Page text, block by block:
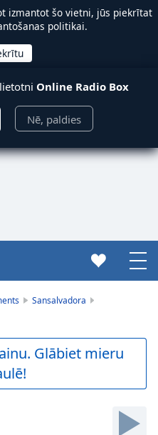
izmantot šo vietni, jūs piekrītat
politikai.
Online Radio Box
Nē, paldies
Sansalvadora
Glābiet mieru